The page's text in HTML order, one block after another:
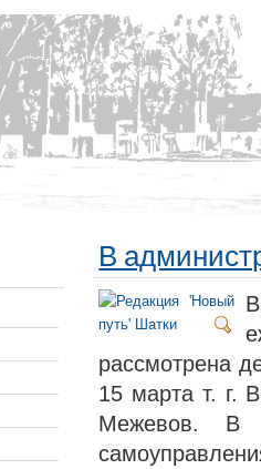
В
рассмотрена
15 марта т. г.
Межевов. В